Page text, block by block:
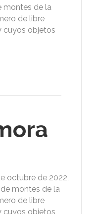
montes de la
de libre
cuyos objetos
octubre de 2022,
montes de la
de libre
cuyos objetos